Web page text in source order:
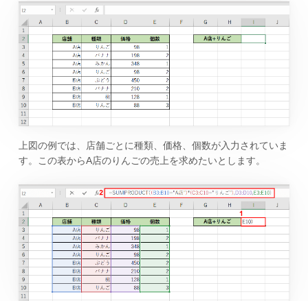
上図の例では、店舗ごとに種類、価格、個数が入力されていま
す。この表からA店のりんごの売上を求めたいとします。